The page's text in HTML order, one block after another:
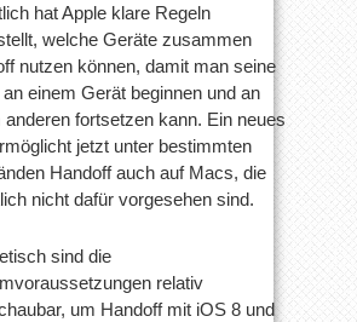
Yosemite:
Tool
Handoff
auf
inkompatiblen
Macs
hat Apple klare Regeln
welche Geräte zusammen
nutzen können, damit man seine
einem Gerät beginnen und an
anderen fortsetzen kann. Ein neues
jetzt unter bestimmten
Handoff auch auf Macs, die
nicht dafür vorgesehen sind.
sind die
relativ
um Handoff mit iOS 8 und